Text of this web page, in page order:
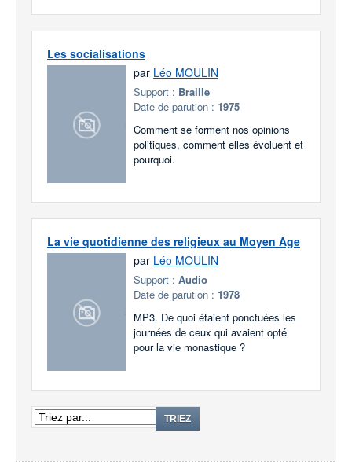
Les socialisations
par Léo MOULIN
Support : Braille
Date de parution : 1975
Comment se forment nos opinions
politiques, comment elles évoluent et
pourquoi.
La vie quotidienne des religieux au Moyen Age
par Léo MOULIN
Support : Audio
Date de parution : 1978
MP3. De quoi étaient ponctuées les
journées de ceux qui avaient opté
pour la vie monastique ?
TRIEZ